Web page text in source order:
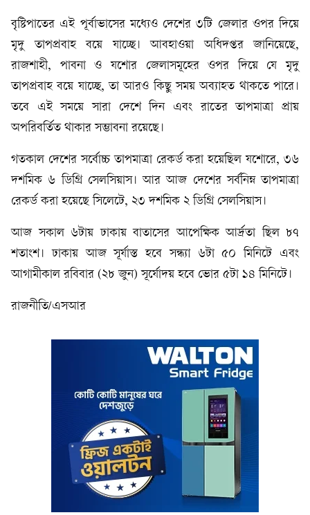
বৃষ্টিপাতের এই পূর্বাভাসের মধ্যেও দেশের ৩টি জেলার ওপর দিয়ে
মৃদু তাপপ্রবাহ বয়ে যাচ্ছে। আবহাওয়া অধিদপ্তর জানিয়েছে,
রাজশাহী, পাবনা ও যশোর জেলাসমূহের ওপর দিয়ে যে মৃদু
তাপপ্রবাহ বয়ে যাচ্ছে, তা আরও কিছু সময় অব্যাহত থাকতে পারে।
তবে এই সময়ে সারা দেশে দিন এবং রাতের তাপমাত্রা প্রায়
অপরিবর্তিত থাকার সম্ভাবনা রয়েছে।
গতকাল দেশের সর্বোচ্চ তাপমাত্রা রেকর্ড করা হয়েছিল যশোরে, ৩৬
দশমিক ৬ ডিগ্রি সেলসিয়াস। আর আজ দেশের সর্বনিম্ন তাপমাত্রা
রেকর্ড করা হয়েছে সিলেটে, ২৩ দশমিক ২ ডিগ্রি সেলসিয়াস।
আজ সকাল ৬টায় ঢাকায় বাতাসের আপেক্ষিক আর্দ্রতা ছিল ৮৭
শতাংশ। ঢাকায় আজ সূর্যাস্ত হবে সন্ধ্যা ৬টা ৫০ মিনিটে এবং
আগামীকাল রবিবার (২৮ জুন) সূর্যোদয় হবে ভোর ৫টা ১৪ মিনিটে।
রাজনীতি/এসআর